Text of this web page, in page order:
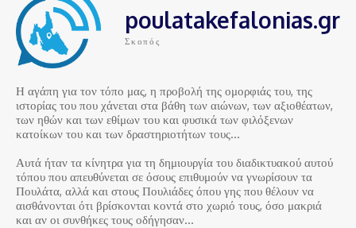
poulatakefalonias.gr
Σκοπός
Η αγάπη για τον τόπο μας, η προβολή της ομορφιάς του, της
ιστορίας του που χάνεται στα βάθη των αιώνων, των αξιοθέατων,
των ηθών και των εθίμων του και φυσικά των φιλόξενων
κατοίκων του και των δραστηριοτήτων τους…
Αυτά ήταν τα κίνητρα για τη δημιουργία του διαδικτυακού αυτού
τόπου που απευθύνεται σε όσους επιθυμούν να γνωρίσουν τα
Πουλάτα, αλλά και στους Πουλιάδες όπου γης που θέλουν να
αισθάνονται ότι βρίσκονται κοντά στο χωριό τους, όσο μακριά
και αν οι συνθήκες τους οδήγησαν…